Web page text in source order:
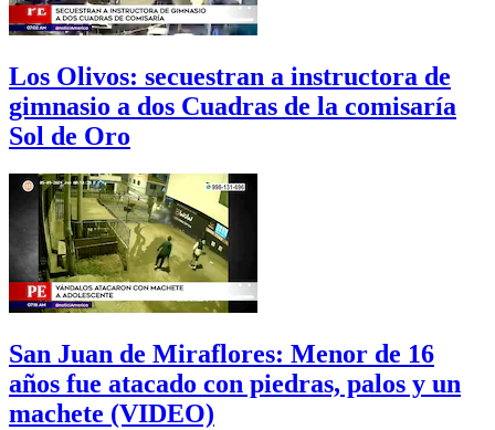
Los Olivos: secuestran a instructora de
gimnasio a dos Cuadras de la comisaría
Sol de Oro
San Juan de Miraflores: Menor de 16
años fue atacado con piedras, palos y un
machete (VIDEO)